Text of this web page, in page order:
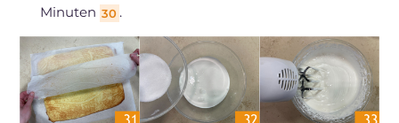
Minuten 30 .